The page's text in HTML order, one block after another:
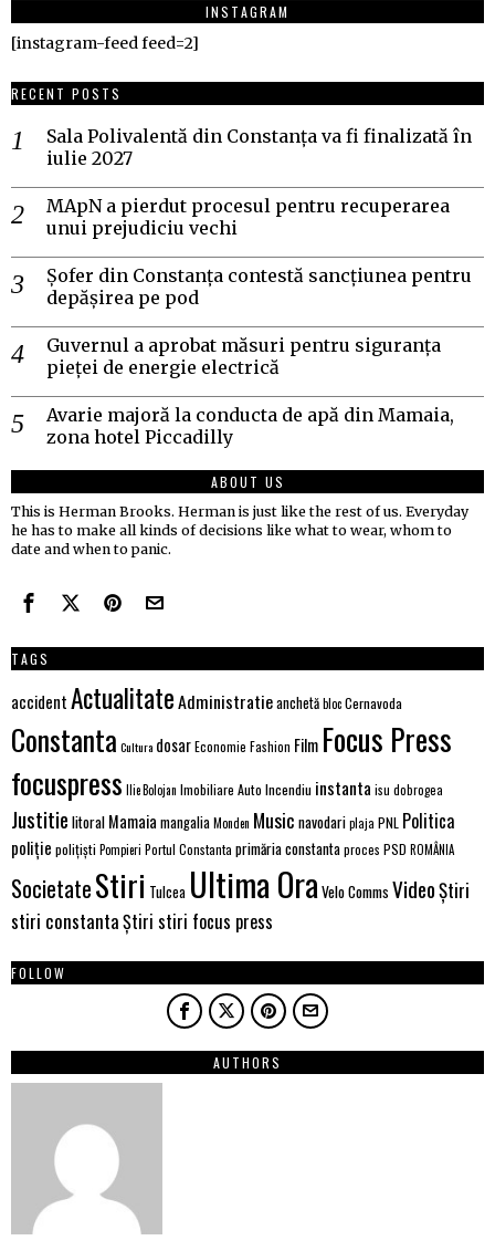
INSTAGRAM
[instagram-feed feed=2]
RECENT POSTS
Sala Polivalentă din Constanța va fi finalizată în
iulie 2027
MApN a pierdut procesul pentru recuperarea
unui prejudiciu vechi
Șofer din Constanța contestă sancțiunea pentru
depășirea pe pod
Guvernul a aprobat măsuri pentru siguranța
pieței de energie electrică
Avarie majoră la conducta de apă din Mamaia,
zona hotel Piccadilly
ABOUT US
This is Herman Brooks. Herman is just like the rest of us. Everyday
he has to make all kinds of decisions like what to wear, whom to
date and when to panic.
TAGS
accidentActualitateAdministratieanchetăblocCernavoda
Constanta Cultura dosarEconomie Fashion Film Focus Press
focuspress Ilie Bolojan Imobiliare Auto Incendiu instanta isu dobrogea
Justitie litoral Mamaia mangaliaMonden Music navodariplaja PNL Politica
poliție polițiști Pompieri Portul Constanta primăria constantaproces PSD ROMÂNIA
SocietateStiri Tulcea Ultima Ora Velo Comms VideoȘtiri
stiri constantaȘtiri stiri focus press
FOLLOW
AUTHORS